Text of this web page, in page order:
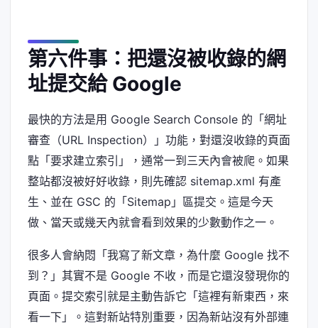
第六件事：把還沒被收錄的網
址提交給 Google
最快的方法是用 Google Search Console 的「網址
審查（URL Inspection）」功能，對還沒收錄的頁面
點「要求建立索引」，通常一到三天內會被爬。如果
整站都沒被好好收錄，則先確認 sitemap.xml 有產
生、並在 GSC 的「Sitemap」區提交。這是今天
做、當天或幾天內就會看到效果的少數動作之一。
很多人會納悶「我寫了新文章，為什麼 Google 找不
到？」其實不是 Google 不收，而是它還沒發現你的
頁面。提交索引就是主動告訴它「這裡有新東西，來
看一下」。這對新站特別重要，因為新站沒有外部連